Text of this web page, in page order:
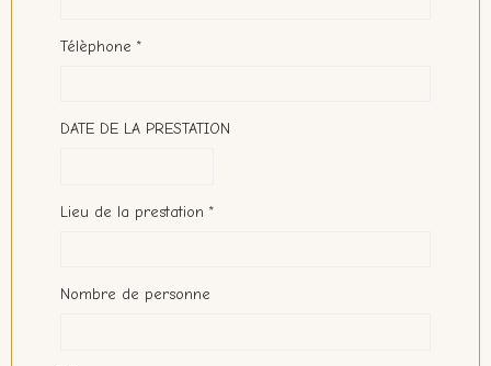
Télèphone
DATE DE LA PRESTATION
Lieu de la prestation
Nombre de personne